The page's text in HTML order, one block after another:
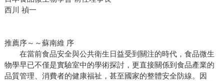
西川 禎一
推薦序～～蘇南維 序
在當前食品安全與公共衛生日益受到關注的時代，食品微生
物學早已不僅是實驗室中的學術探討，更直接關係到食品產業的
品質管理、消費者的健康福祉，甚至國家的整體安全防線。因